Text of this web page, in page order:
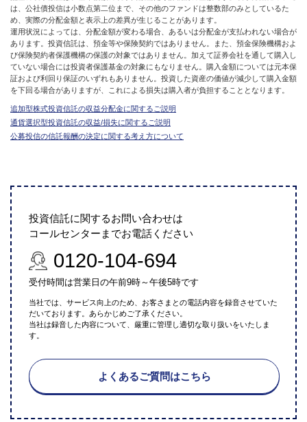
は、公社債投信は小数点第二位まで、その他のファンドは整数部のみとしているた
め、実際の分配金額と表示上の差異が生じることがあります。
運用状況によっては、分配金額が変わる場合、あるいは分配金が支払われない場合が
あります。投資信託は、預金等や保険契約ではありません。また、預金保険機構およ
び保険契約者保護機構の保護の対象ではありません。加えて証券会社を通して購入し
ていない場合には投資者保護基金の対象にもなりません。購入金額については元本保
証および利回り保証のいずれもありません。投資した資産の価値が減少して購入金額
を下回る場合がありますが、これによる損失は購入者が負担することとなります。
追加型株式投資信託の収益分配金に関するご説明
通貨選択型投資信託の収益/損失に関するご説明
公募投信の信託報酬の決定に関する考え方について
投資信託に関するお問い合わせは
コールセンターまでお電話ください
0120-104-694
受付時間は営業日の午前9時～午後5時です
当社では、サービス向上のため、お客さまとの電話内容を録音させていた
だいております。あらかじめご了承ください。
当社は録音した内容について、厳重に管理し適切な取り扱いをいたしま
す。
よくあるご質問はこちら